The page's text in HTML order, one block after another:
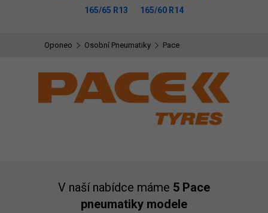
165/65 R13
165/60 R14
Oponeo Osobní Pneumatiky Pace
V naší nabídce máme 5 Pace
pneumatiky modele